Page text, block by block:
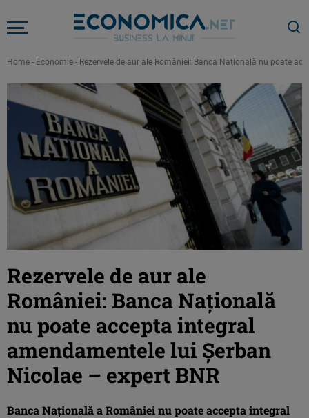
Home - Economie - Rezervele de aur ale României: Banca Naţională nu poate
Rezervele de aur ale
României: Banca Naţională
nu poate accepta integral
amendamentele lui Şerban
Nicolae – expert BNR
Banca Naţională a României nu poate accepta integral